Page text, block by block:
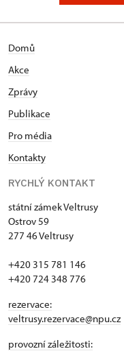
Domů
Akce
Zprávy
Publikace
Pro média
Kontakty
RYCHLÝ KONTAKT
státní zámek Veltrusy
Ostrov 59
277 46 Veltrusy
+420 315 781 146
+420 724 348 776
rezervace:
veltrusy.rezervace@npu.cz
provozní záležitosti: